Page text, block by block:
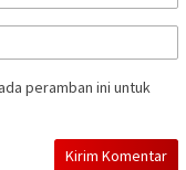
peramban ini untuk